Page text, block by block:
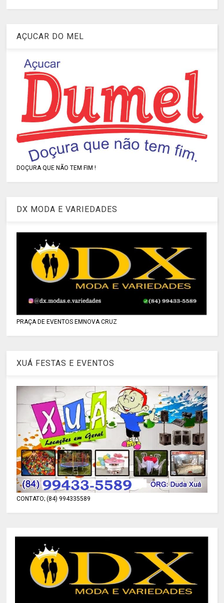
AÇUCAR DO MEL
DOÇURA QUE NÃO TEM FIM !
DX MODA E VARIEDADES
PRAÇA DE EVENTOS EMNOVA CRUZ
XUÁ FESTAS E EVENTOS
CONTATO; (84) 994335589